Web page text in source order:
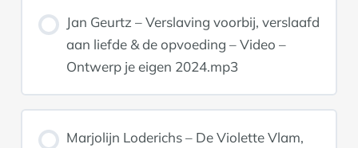
Jan Geurtz – Verslaving voorbij, verslaafd
aan liefde & de opvoeding – Video –
Ontwerp je eigen 2024.mp3
Marjolijn Loderichs – De Violette Vlam,